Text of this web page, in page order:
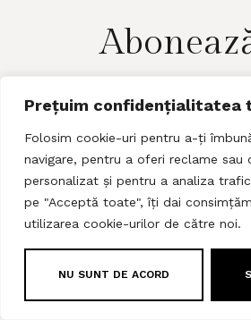
Prețuim confidențialitatea
Folosim cookie-uri pentru a-ți
navigare, pentru a oferi reclame sau
personalizat și pentru a analiza
pe "Acceptă toate", îți dai
utilizarea cookie-urilor de către noi.
NU SUNT DE ACORD
LACE
Blog Articole
Trimite!
Dacă te abonezi la Newsletter, ești
CondițiileșiPolitica de